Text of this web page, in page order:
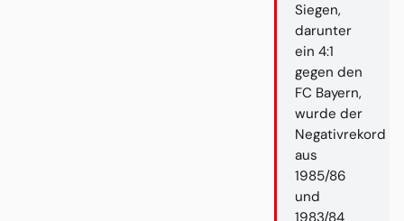
Siegen,
darunter
ein 4:1
gegen den
FC Bayern,
wurde der
Negativrekord
aus
1985/86
und